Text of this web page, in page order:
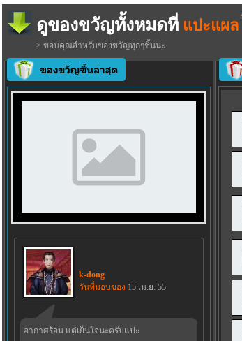
ดูของขวัญทั้งหมดที่ แปะแผล
> ขอบคุณสำหรับของขวัญทุกๆชิ้นนะ
k-dong
วันที่มอบของ 15 เม.ย. 55
อากาศร้อน แต่เย็นใจนะครับแปะ